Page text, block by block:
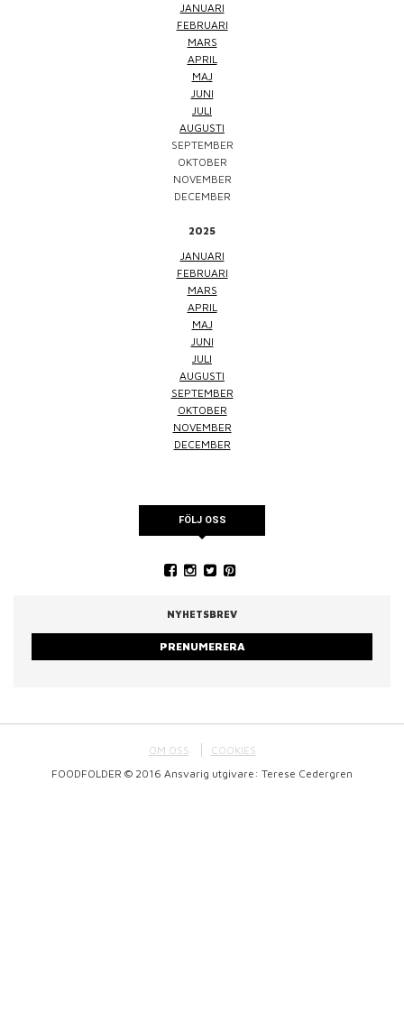
JANUARI
FEBRUARI
MARS
APRIL
MAJ
JUNI
JULI
AUGUSTI
SEPTEMBER
OKTOBER
NOVEMBER
DECEMBER
2025
JANUARI
FEBRUARI
MARS
APRIL
MAJ
JUNI
JULI
AUGUSTI
SEPTEMBER
OKTOBER
NOVEMBER
DECEMBER
FÖLJ OSS
NYHETSBREV
PRENUMERERA
OM OSS
COOKIES
FOODFOLDER © 2016 Ansvarig utgivare: Terese Cedergren